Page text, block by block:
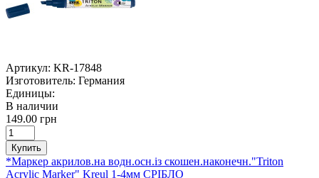
Артикул: KR-17848
Изготовитель: Германия
Единицы:
В наличии
149.00 грн
Купить
*Маркер акрилов.на водн.осн.із скошен.наконечн."Triton
Acrylic Marker" Kreul 1-4мм СРІБЛО